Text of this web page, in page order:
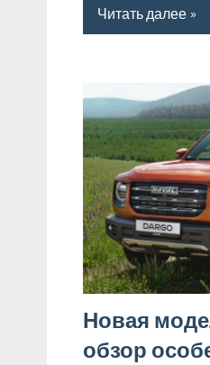
Читать далее
Новая
обзор